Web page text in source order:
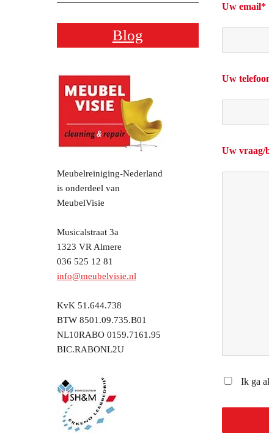
Blog
Meubelreiniging-Nederland
is onderdeel van
MeubelVisie
Musicalstraat 3a
1323 VR Almere
036 525 12 81
info@meubelvisie.nl
KvK 51.644.738
BTW 8501.09.735.B01
NL10RABO 0159.7161.95
BIC.RABONL2U
Uw email*
Uw
Uw vraag/
Ik ga